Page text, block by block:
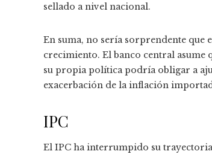
sellado a nivel nacional.
En suma, no sería sorprendente que
crecimiento. El banco central asume
su propia política podría obligar a
exacerbación de la inflación
IPC
El IPC ha interrumpido su